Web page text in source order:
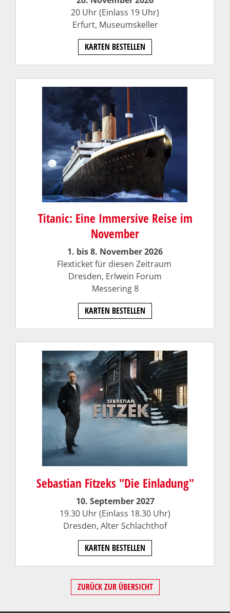
20 Uhr (Einlass 19 Uhr)
Erfurt, Museumskeller
KARTEN BESTELLEN
Titanic: Eine Immersive Reise im
November
1. bis 8. November 2026
Flexticket für diesen Zeitraum
Dresden, Erlwein Forum
Messering 8
KARTEN BESTELLEN
Sebastian Fitzeks "Die Einladung"
10. September 2027
19.30 Uhr (Einlass 18.30 Uhr)
Dresden, Alter Schlachthof
KARTEN BESTELLEN
ZURÜCK ZUR ÜBERSICHT